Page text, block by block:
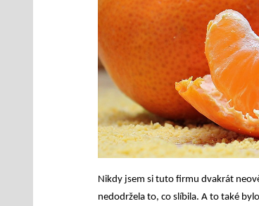
Nikdy jsem si tuto firmu dvakrát
nedodržela to, co slíbila. A to také